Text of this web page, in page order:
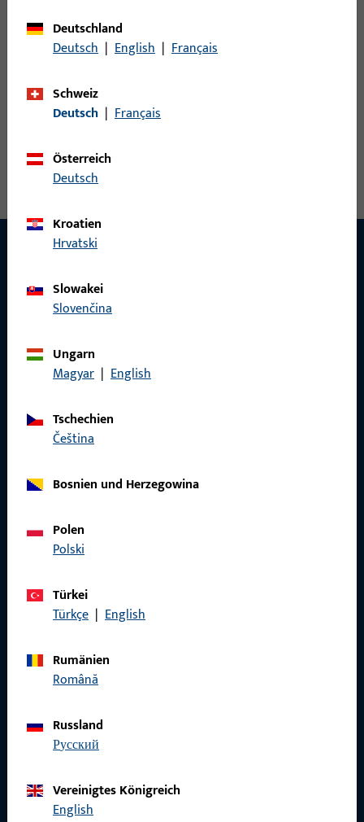
0Artikel gefunden
Artikel
KONTAKT
Wir helfen Ihnen gern!
Haben Sie Fragen oder wünschen Sie persönliche Beratung?
Wir sind gerne für Sie da – schnell, kompetent und
Deutschland
Deutsch | English | Français
Schweiz
Deutsch | Français
Österreich
Deutsch
Kroatien
Hrvatski
Slowakei
Slovenčina
Ungarn
Magyar | English
Tschechien
čeština
Bosnien und Herzegowina
Polen
Polski
Türkei
Türkçe | English
Rumänien
Română
Russland
русский
Vereinigtes Königreich
English
Schnelleinstieg